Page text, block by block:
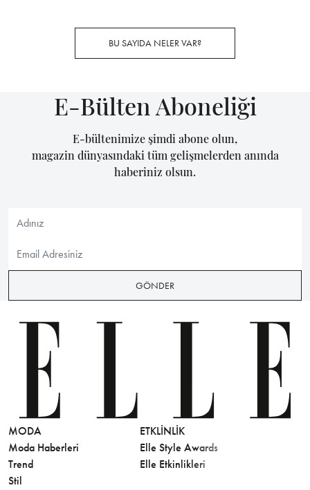
BU SAYIDA NELER VAR?
E-Bülten Aboneliği
E-bültenimize şimdi abone olun,
magazin dünyasındaki tüm gelişmelerden anında
haberiniz olsun.
GÖNDER
MODA
Moda Haberleri
Trend
Stil
ETKLINLIK
Elle Style Awards
Elle Etkinlikleri